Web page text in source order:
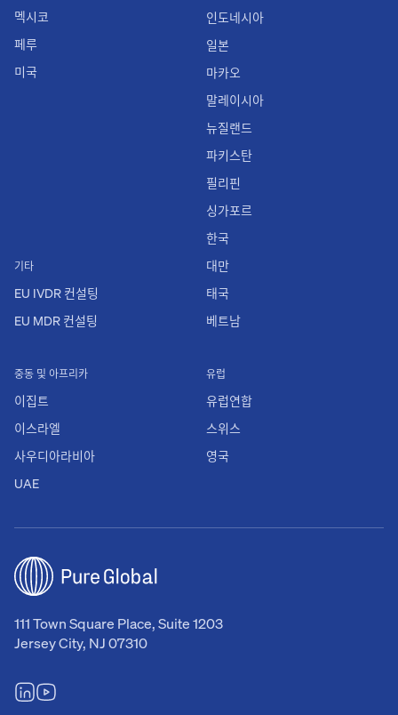
111 Town Square Place, Suite 1203
Jersey City, NJ 07310
멕시코
페루
미국
기타
EU IVDR 컨설팅
EU MDR 컨설팅
유럽
유럽연합
스위스
영국
중동 및 아프리카
이집트
이스라엘
사우디아라비아
UAE
인도네시아
일본
마카오
말레이시아
뉴질랜드
파키스탄
필리핀
싱가포르
한국
대만
태국
베트남